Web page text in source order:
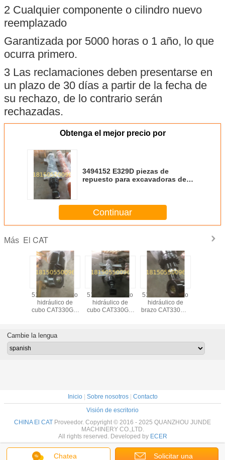
2 Cualquier componente o cilindro nuevo
reemplazado
Garantizada por 5000 horas o 1 año, lo que
ocurra primero.
3 Las reclamaciones deben presentarse en
un plazo de 30 días a partir de la fecha de
su rechazo, de lo contrario serán
rechazadas.
Obtenga el mejor precio por
3494152 E329D piezas de
repuesto para excavadoras de
Continuar
Más El CAT
de
de
de
5165842 cilindro
hidráulico de
cubo CAT330GC
5165842 cilindro
hidráulico de
cubo CAT330GC
5165834 cilindro
hidráulico de
brazo CAT330GC
Chatea Solicitar una
Cambie la lengua
Inicio| Sobre nosotros| Contacto
Visión de escritorio
CHINA El CAT Proveedor. Copyright © 2016 - 2025 QUANZHOU JUNDE
MACHINERY CO.,LTD.
All rights reserved. Developed by ECER